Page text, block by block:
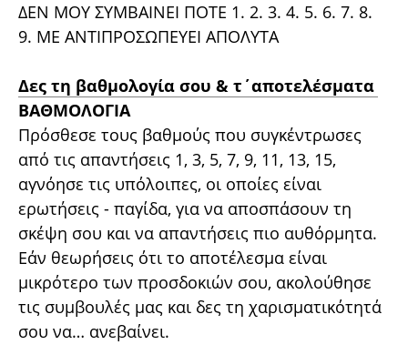
ΔΕΝ ΜΟΥ ΣΥΜΒΑΙΝΕΙ ΠΟΤΕ 1. 2. 3. 4. 5. 6. 7. 8.
9. ΜΕ ΑΝΤΙΠΡΟΣΩΠΕΥΕΙ ΑΠΟΛΥΤΑ
Δες τη βαθμολογία σου & τ΄αποτελέσματα
ΒΑΘΜΟΛΟΓΙΑ
Πρόσθεσε τους βαθμούς που συγκέντρωσες
από τις απαντήσεις 1, 3, 5, 7, 9, 11, 13, 15,
αγνόησε τις υπόλοιπες, οι οποίες είναι
ερωτήσεις - παγίδα, για να αποσπάσουν τη
σκέψη σου και να απαντήσεις πιο αυθόρμητα.
Εάν θεωρήσεις ότι το αποτέλεσμα είναι
μικρότερο των προσδοκιών σου, ακολούθησε
τις συμβουλές μας και δες τη χαρισματικότητά
σου να… ανεβαίνει.